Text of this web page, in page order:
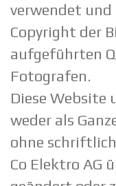
verwendet
Copyright der
aufgeführten
Fotografen.
Diese Website
weder als
ohne
Co Elektro AG